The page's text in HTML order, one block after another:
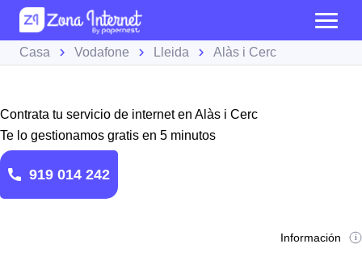
Casa Vodafone Lleida Alàs i Cerc
Contrata tu servicio de internet en Alàs i Cerc
Te lo gestionamos gratis en 5 minutos
919 014 242
Información